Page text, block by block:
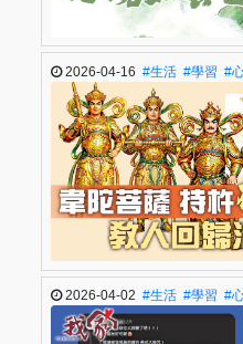
2026-04-16 #生活 #學習 #
2026-04-02 #生活 #學習 #